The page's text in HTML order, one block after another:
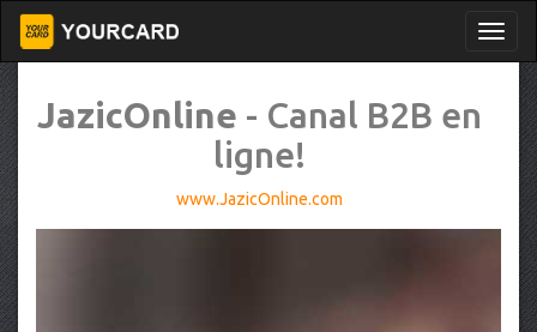
JazicOnline - Canal B2B en
ligne!
www.JazicOnline.com